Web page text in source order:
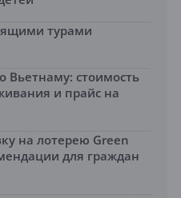
турами
Вьетнаму: стоимость
и прайс на
на лотерею Green
для граждан